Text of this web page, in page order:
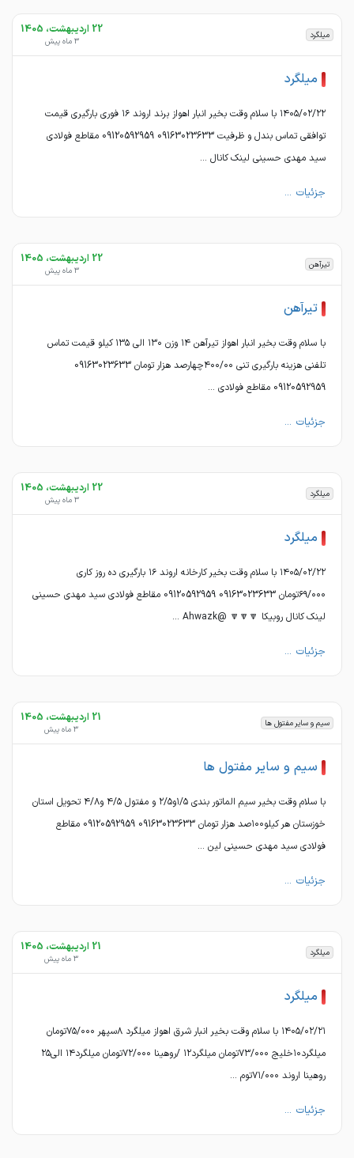
میلگرد 22 اردیبهشت، 1405
3 ماه پیش
میلگرد
۱۴۰۵/۰۲/۲۲ با سلام وقت بخیر انبار اهواز برند اروند ۱۶ فوری بارگیری قیمت
توافقی تماس بندل و ظرفیت 09163023633 09120592959 مقاطع فولادی
سید مهدی حسینی لینک کانال ...
جزئیات ...
تیرآهن 22 اردیبهشت، 1405
3 ماه پیش
تیرآهن
با سلام وقت بخیر انبار اهواز تیرآهن ۱۴ وزن ۱۳۰ الی ۱۳۵ کیلو قیمت تماس
تلفنی هزینه بارگیری تنی ۴۰۰/۰۰چهارصد هزار تومان 09163023633
09120592959 مقاطع فولادی ...
جزئیات ...
میلگرد 22 اردیبهشت، 1405
3 ماه پیش
میلگرد
۱۴۰۵/۰۲/۲۲ با سلام وقت بخیر کارخانه اروند ۱۶ بارگیری ده روز کاری
۶۹/۰۰۰تومان 09163023633 09120592959 مقاطع فولادی سید مهدی حسینی
لینک کانال روبیکا 🔽🔽🔽 @Ahwazk ...
جزئیات ...
سیم و سایر مفتول ها 21 اردیبهشت، 1405
3 ماه پیش
سیم و سایر مفتول ها
با سلام وقت بخیر سیم الماتور بندی ۱/۵و۲/۵ و مفتول ۴/۵ و۴/۸ تحویل استان
خوزستان هر کیلو۱۰۰صد هزار تومان 09163023633 09120592959 مقاطع
فولادی سید مهدی حسینی لین ...
جزئیات ...
میلگرد 21 اردیبهشت، 1405
3 ماه پیش
میلگرد
۱۴۰۵/۰۲/۲۱ با سلام وقت بخیر انبار شرق اهواز میلگرد ۸سپهر ۷۵/۰۰۰تومان
میلگرد۱۰خلیج ۷۳/۰۰۰تومان میلگرد۱۲ /روهینا ۷۲/۰۰۰تومان میلگرد۱۴ الی۲۵
روهینا اروند ۷۱/۰۰۰توم ...
جزئیات ...